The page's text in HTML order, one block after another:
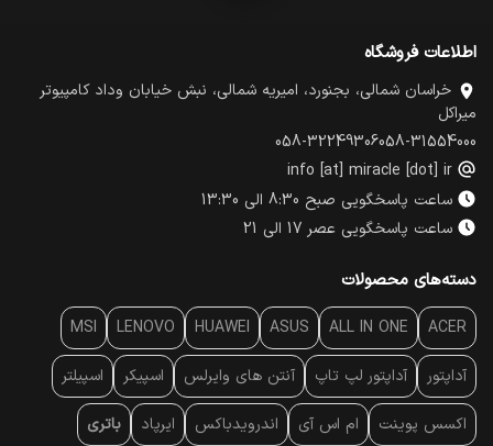
اطلاعات فروشگاه
خراسان شمالی، بجنورد، امیریه شمالی، نبش خیابان وداد کامپیوتر
میراکل
058-31554000
058-32249306
info [at] miracle [dot] ir
ساعت پاسخگویی صبح 8:30 الی 13:30
ساعت پاسخگویی عصر 17 الی 21
دسته‌های محصولات
ACER
ALL IN ONE
ASUS
HUAWEI
LENOVO
MSI
آداپتور آداپتور لپ تاپ آنتن‌ های وایرلس اسپیکر اسپیلتر
اکسس پوینت ام اس آی اندرویدباکس ایرپاد باتری